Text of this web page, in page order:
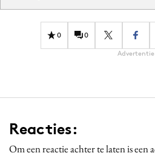
0 0
Advertentie
Reacties:
Om een reactie achter te laten is een